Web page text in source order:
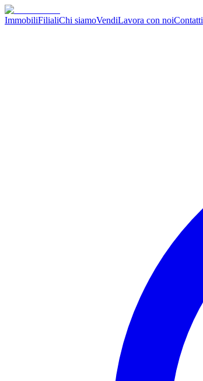
ImmobiliFilialiChi siamoVendiLavora con noiContatti